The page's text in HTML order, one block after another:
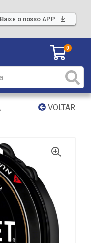
Baixe o nosso APP
0
VOLTAR